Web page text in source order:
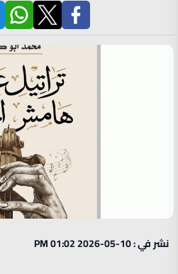
نشر في : 10-05-2026 01:02 PM